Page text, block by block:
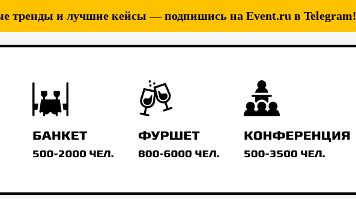
тренды и лучшие кейсы — подпишись на Event.ru в Telegram!